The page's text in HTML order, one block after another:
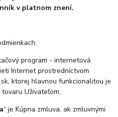
v platnom znení.
program - internetová
Internet prostredníctvom
ktorej hlavnou funkcionalitou je
Uživateľom;
“ je Kúpna zmluva, ak zmluvnými